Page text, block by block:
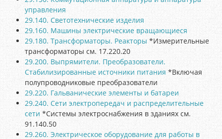
управления
29.140. Светотехнические изделия
29.160. Машины электрические вращающиеся
29.180. Трансформаторы. Реакторы*Измерительные
трансформаторы см. 17.220.20
29.200. Выпрямители. Преобразователи.
Стабилизированные источники питания*Включая
полупроводниковые преобразователи
29.220. Гальванические элементы и батареи
29.240. Сети электропередач и распределительные
сети*Системы электроснабжения в зданиях см.
91.140.50
29.260. Электрическое оборудование для работы в